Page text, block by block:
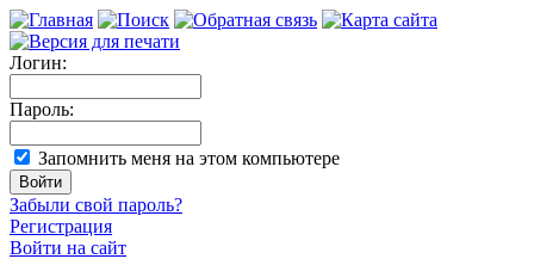
Логин:
Пароль:
Запомнить меня на этом компьютере
Забыли свой пароль?
Регистрация
Войти на сайт